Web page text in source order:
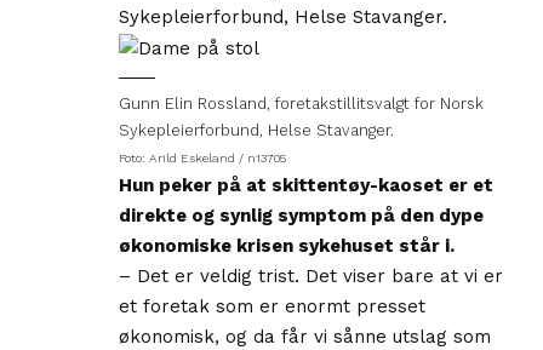
Sykepleierforbund, Helse Stavanger.
Gunn Elin Rossland, foretakstillitsvalgt for Norsk
Sykepleierforbund, Helse Stavanger.
Foto: Arild Eskeland / n13705
Hun peker på at skittentøy-kaoset er et
direkte og synlig symptom på den dype
økonomiske krisen sykehuset står i.
– Det er veldig trist. Det viser bare at vi er
et foretak som er enormt presset
økonomisk, og da får vi sånne utslag som